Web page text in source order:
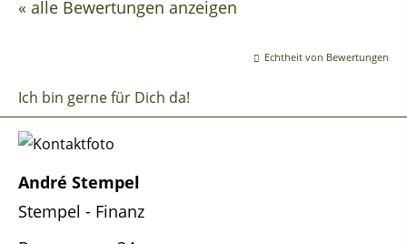
« alle Bewertungen anzeigen
Echtheit von Bewertungen
Ich bin gerne für Dich da!
André Stempel
Stempel - Finanz